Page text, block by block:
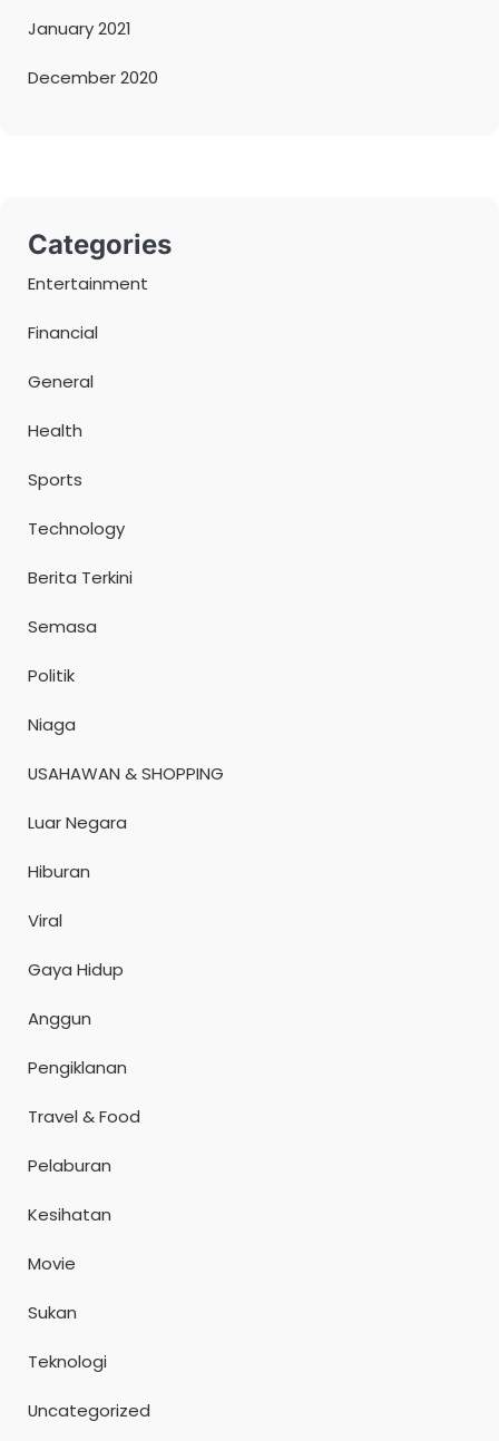
January 2021
December 2020
Categories
Entertainment
Financial
General
Health
Sports
Technology
Berita Terkini
Semasa
Politik
Niaga
USAHAWAN & SHOPPING
Luar Negara
Hiburan
Viral
Gaya Hidup
Anggun
Pengiklanan
Travel & Food
Pelaburan
Kesihatan
Movie
Sukan
Teknologi
Uncategorized